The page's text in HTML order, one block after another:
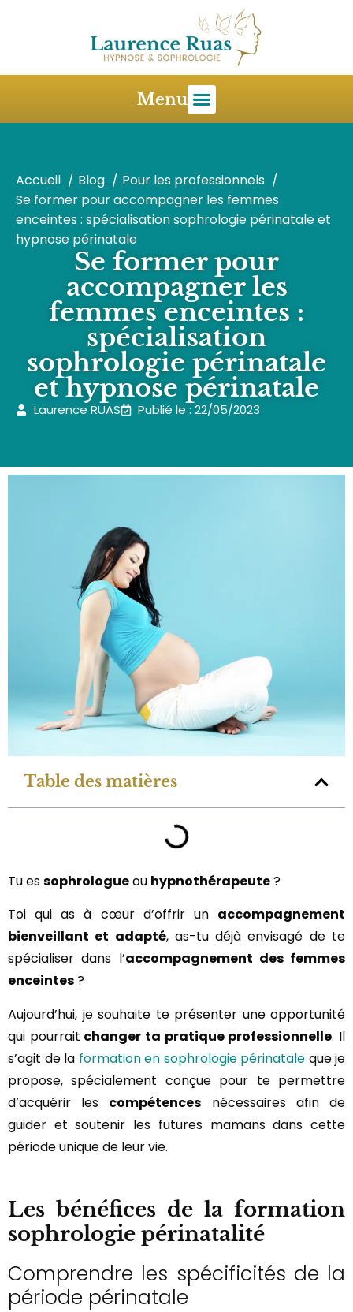
Menu
Accueil Blog
Pour les professionnels
Se former pour accompagner les femmes
enceintes : spécialisation sophrologie périnatale et
hypnose périnatale
Se former pour
accompagner les
femmes enceintes :
spécialisation
sophrologie périnatale
et hypnose périnatale
Laurence RUAS Publié le : 22/05/2023
Table des matières
Tu essophrologueou hypnothérapeute?
Toi qui as à cœur d’offrir un accompagnement
bienveillant et adapté, as-tu déjà envisagé de te
spécialiser dans l’accompagnement des femmes
enceintes?
Aujourd’hui, je souhaite te présenter une opportunité
qui pourrait changer ta pratique professionnelle. Il
s’agit de la formation en sophrologie périnatale que je
propose, spécialement conçue pour te permettre
d’acquérir les compétences nécessaires afin de
guider et soutenir les futures mamans dans cette
période unique de leur vie.
Les bénéfices de la formation
sophrologie périnatalité
Comprendre les spécificités de la
période périnatale